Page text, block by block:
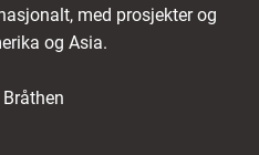
med prosjekter og
og Asia.